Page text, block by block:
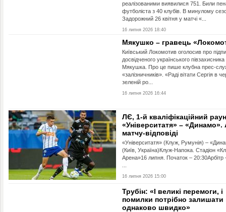
реалізованими виявилися 751. Били
футболіста з 40 клубів. В минулому
Задорожний 26 квітня у матчі «...
16 липня 2026 18:40
Мякушко – гравець
Київський Локомотив оголосив про
досвідченого українського півзахисника
Мякушка. Про це пише клубна прес-
«залізничників». «Раді вітати Сергія в
зеленій ро...
16 липня 2026 16:44
ЛЄ, 1-й кваліфікаційний
«Університатя» – «Динамо».
матчу-відповіді
«Університатя» (Клуж, Румунія) –
(Київ, Україна)Клуж-Напока. Стадіон
Арена»16 липня. Початок – 20:30Арбітр
16 липня 2026 15:00
Трубін: «І великі перемоги, і
помилки потрібно залишати
однаково швидко»